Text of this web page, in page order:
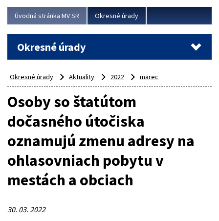
Viac
Úvodná stránka MV SR Okresné úrady
Okresné úrady
Okresné úrady Aktuality 2022 marec
Osoby so štatútom
dočasného útočiska
oznamujú zmenu adresy na
ohlasovniach pobytu v
mestách a obciach
30. 03. 2022